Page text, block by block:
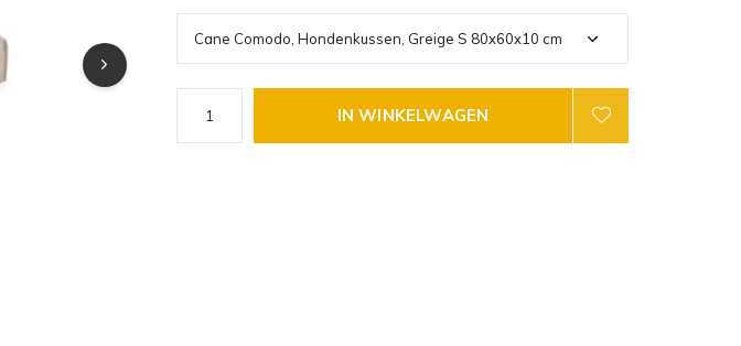
IN WINKELWAGEN